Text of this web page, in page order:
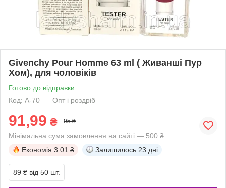
Givenchy Pour Homme 63 ml ( Живанші Пур
Хом), для чоловіків
Готово до відправки
Код: А-70
Опт і роздріб
91,99 ₴ 95 ₴
Мінімальна сума замовлення на сайті — 500 ₴
Економія 3.01 ₴ Залишилось 23 дні
89 ₴ від 50 шт.